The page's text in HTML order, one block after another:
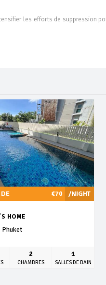
les efforts de suppression
/NIGHT
€70
HOME
Phuket
2
CHAMBRES
1
SALLES DE BAIN